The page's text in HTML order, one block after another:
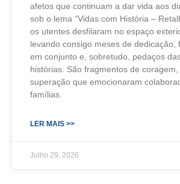
afetos que continuam a dar vida aos
sob o lema “Vidas com História –
os utentes desfilaram no espaço
levando consigo meses de dedicação,
em conjunto e, sobretudo, pedaços
histórias. São fragmentos de
superação que emocionaram
famílias.
LER MAIS >>
Julho 29, 2026